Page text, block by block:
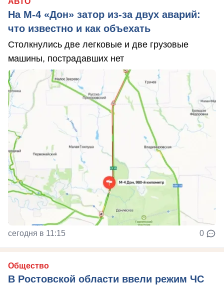
На М‑4 «Дон» затор из‑за двух аварий:
что известно и как объехать
Столкнулись две легковые и две грузовые
машины, пострадавших нет
сегодня в 11:15 0
Общество
В Ростовской области ввели режим ЧС